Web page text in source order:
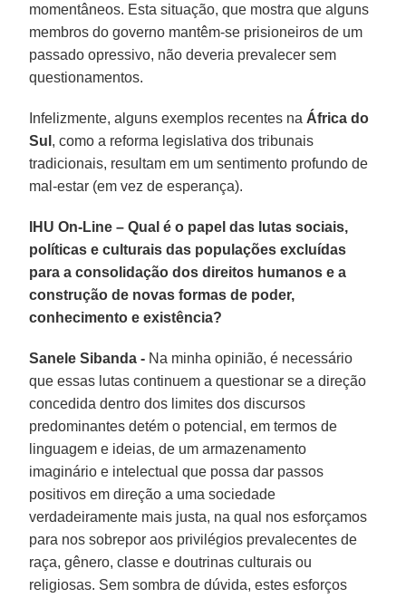
momentâneos. Esta situação, que mostra que alguns
membros do governo mantêm-se prisioneiros de um
passado opressivo, não deveria prevalecer sem
questionamentos.
Infelizmente, alguns exemplos recentes na África do
Sul , como a reforma legislativa dos tribunais
tradicionais, resultam em um sentimento profundo de
mal-estar (em vez de esperança).
IHU On-Line – Qual é o papel das lutas sociais,
políticas e culturais das populações excluídas
para a consolidação dos direitos humanos e a
construção de novas formas de poder,
conhecimento e existência?
Sanele Sibanda - Na minha opinião, é necessário
que essas lutas continuem a questionar se a direção
concedida dentro dos limites dos discursos
predominantes detém o potencial, em termos de
linguagem e ideias, de um armazenamento
imaginário e intelectual que possa dar passos
positivos em direção a uma sociedade
verdadeiramente mais justa, na qual nos esforçamos
para nos sobrepor aos privilégios prevalecentes de
raça, gênero, classe e doutrinas culturais ou
religiosas. Sem sombra de dúvida, estes esforços